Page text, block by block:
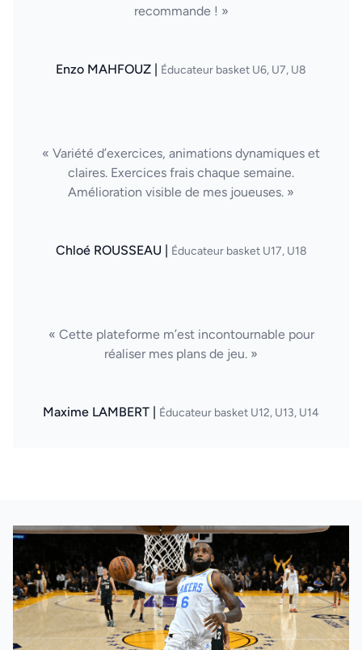
recommande ! »
Enzo MAHFOUZ | Éducateur basket U6, U7, U8
« Variété d’exercices, animations dynamiques et
claires. Exercices frais chaque semaine.
Amélioration visible de mes joueuses. »
Chloé ROUSSEAU | Éducateur basket U17, U18
« Cette plateforme m’est incontournable pour
réaliser mes plans de jeu. »
Maxime LAMBERT | Éducateur basket U12, U13, U14